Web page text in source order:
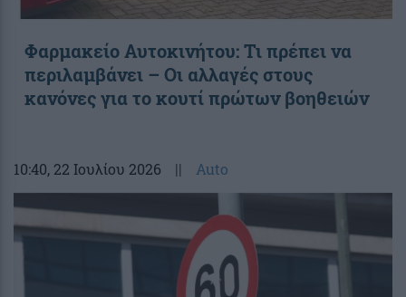
Φαρμακείο Αυτοκινήτου: Τι πρέπει να
περιλαμβάνει – Οι αλλαγές στους
κανόνες για το κουτί πρώτων βοηθειών
10:40, 22 Ιουλίου 2026 || Auto